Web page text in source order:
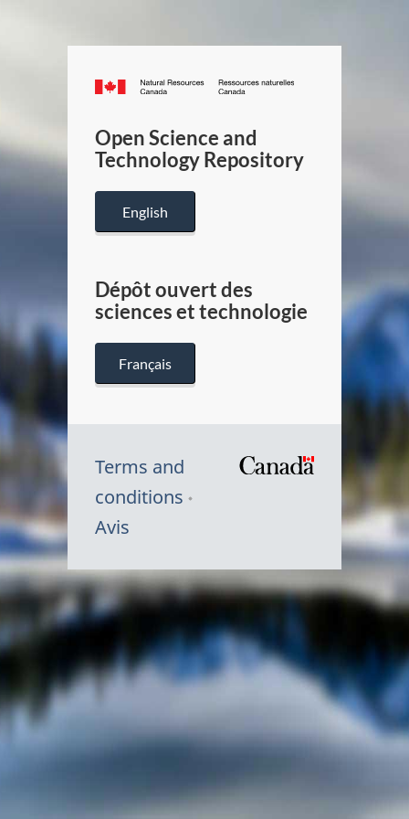
Canada.ca
/
Canada
Open Science and
Technology Repository
English
Dépôt ouvert des
sciences et technologie
Français
Terms and
conditions
Avis
Symbole
du
Canada